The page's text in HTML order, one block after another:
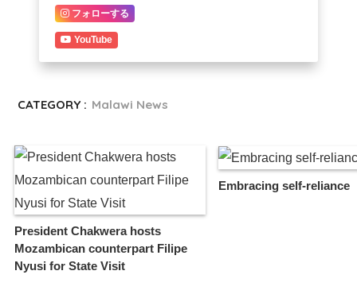
フォローする
YouTube
CATEGORY : Malawi News
President Chakwera hosts
Mozambican counterpart Filipe
Nyusi for State Visit
Embracing self-reliance